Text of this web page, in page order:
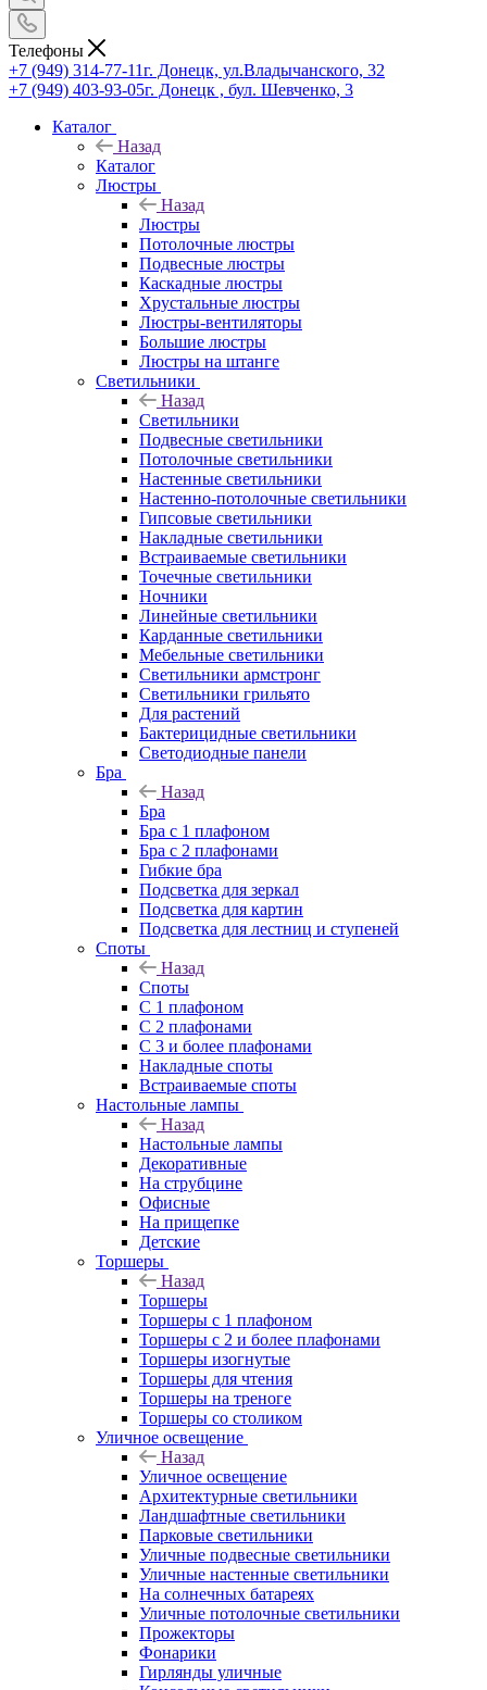
Телефоны
+7 (949) 314-77-11г. Донецк, ул.Владычанского, 32
+7 (949) 403-93-05г. Донецк , бул. Шевченко, 3
Каталог
Назад
Каталог
Люстры
Назад
Люстры
Потолочные люстры
Подвесные люстры
Каскадные люстры
Хрустальные люстры
Люстры-вентиляторы
Большие люстры
Люстры на штанге
Светильники
Назад
Светильники
Подвесные светильники
Потолочные светильники
Настенные светильники
Настенно-потолочные светильники
Гипсовые светильники
Накладные светильники
Встраиваемые светильники
Точечные светильники
Ночники
Линейные светильники
Карданные светильники
Мебельные светильники
Светильники армстронг
Светильники грильято
Для растений
Бактерицидные светильники
Светодиодные панели
Бра
Назад
Бра
Бра с 1 плафоном
Бра с 2 плафонами
Гибкие бра
Подсветка для зеркал
Подсветка для картин
Подсветка для лестниц и ступеней
Споты
Назад
Споты
С 1 плафоном
С 2 плафонами
С 3 и более плафонами
Накладные споты
Встраиваемые споты
Настольные лампы
Назад
Настольные лампы
Декоративные
На струбцине
Офисные
На прищепке
Детские
Торшеры
Назад
Торшеры
Торшеры с 1 плафоном
Торшеры с 2 и более плафонами
Торшеры изогнутые
Торшеры для чтения
Торшеры на треноге
Торшеры со столиком
Уличное освещение
Назад
Уличное освещение
Архитектурные светильники
Ландшафтные светильники
Парковые светильники
Уличные подвесные светильники
Уличные настенные светильники
На солнечных батареях
Уличные потолочные светильники
Прожекторы
Фонарики
Гирлянды уличные